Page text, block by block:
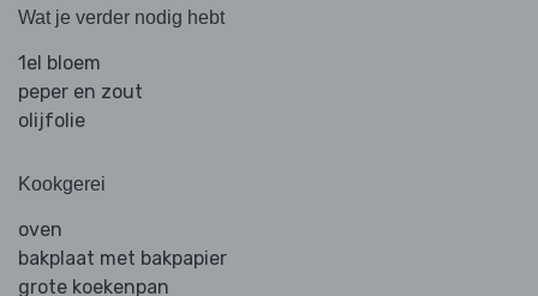
Wat je verder nodig hebt
1el bloem
peper en zout
olijfolie
Kookgerei
oven
bakplaat met bakpapier
grote koekenpan